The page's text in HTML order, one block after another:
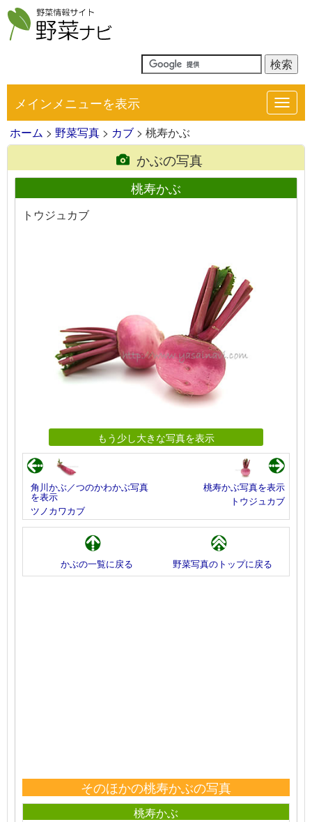
メインメニューを表示
ホーム > 野菜写真 > カブ > 桃寿かぶ
かぶの写真
桃寿かぶ
トウジュカブ
もう少し大きな写真を表示
角川かぶ／つのかわかぶ写真
を表示
ツノカワカブ
桃寿かぶ写真を表示
トウジュカブ
かぶの一覧に戻る 野菜写真のトップに戻る
そのほかの桃寿かぶの写真
桃寿かぶ